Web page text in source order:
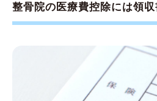
整骨院の医療費控除には領